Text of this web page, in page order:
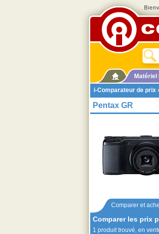
i-Comparateur de prix
Pentax GR
Comparer et
Comparer les prix
1 produit trouvé, en